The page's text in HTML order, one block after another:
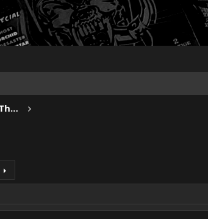
FAST AND LOOSE - Speed Metal & Thrash Metal